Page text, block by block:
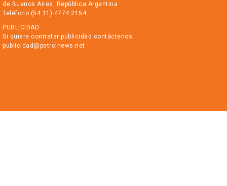
de Buenos Aires, República Argentina
Teléfono (54 11) 4774 2154
PUBLICIDAD
Si quiere contratar publicidad contáctenos
publicidad@petrolnews.net